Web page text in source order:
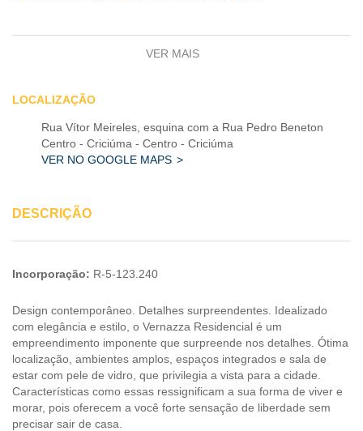
ESPAÇO GOURMET
VER MAIS
LOCALIZAÇÃO
Rua Vítor Meireles, esquina com a Rua Pedro Beneton
Centro - Criciúma - Centro - Criciúma
VER NO GOOGLE MAPS
DESCRIÇÃO
Incorporação: R-5-123.240
Design contemporâneo. Detalhes surpreendentes. Idealizado
com elegância e estilo, o Vernazza Residencial é um
empreendimento imponente que surpreende nos detalhes. Ótima
localização, ambientes amplos, espaços integrados e sala de
estar com pele de vidro, que privilegia a vista para a cidade.
Características como essas ressignificam a sua forma de viver e
morar, pois oferecem a você forte sensação de liberdade sem
precisar sair de casa.